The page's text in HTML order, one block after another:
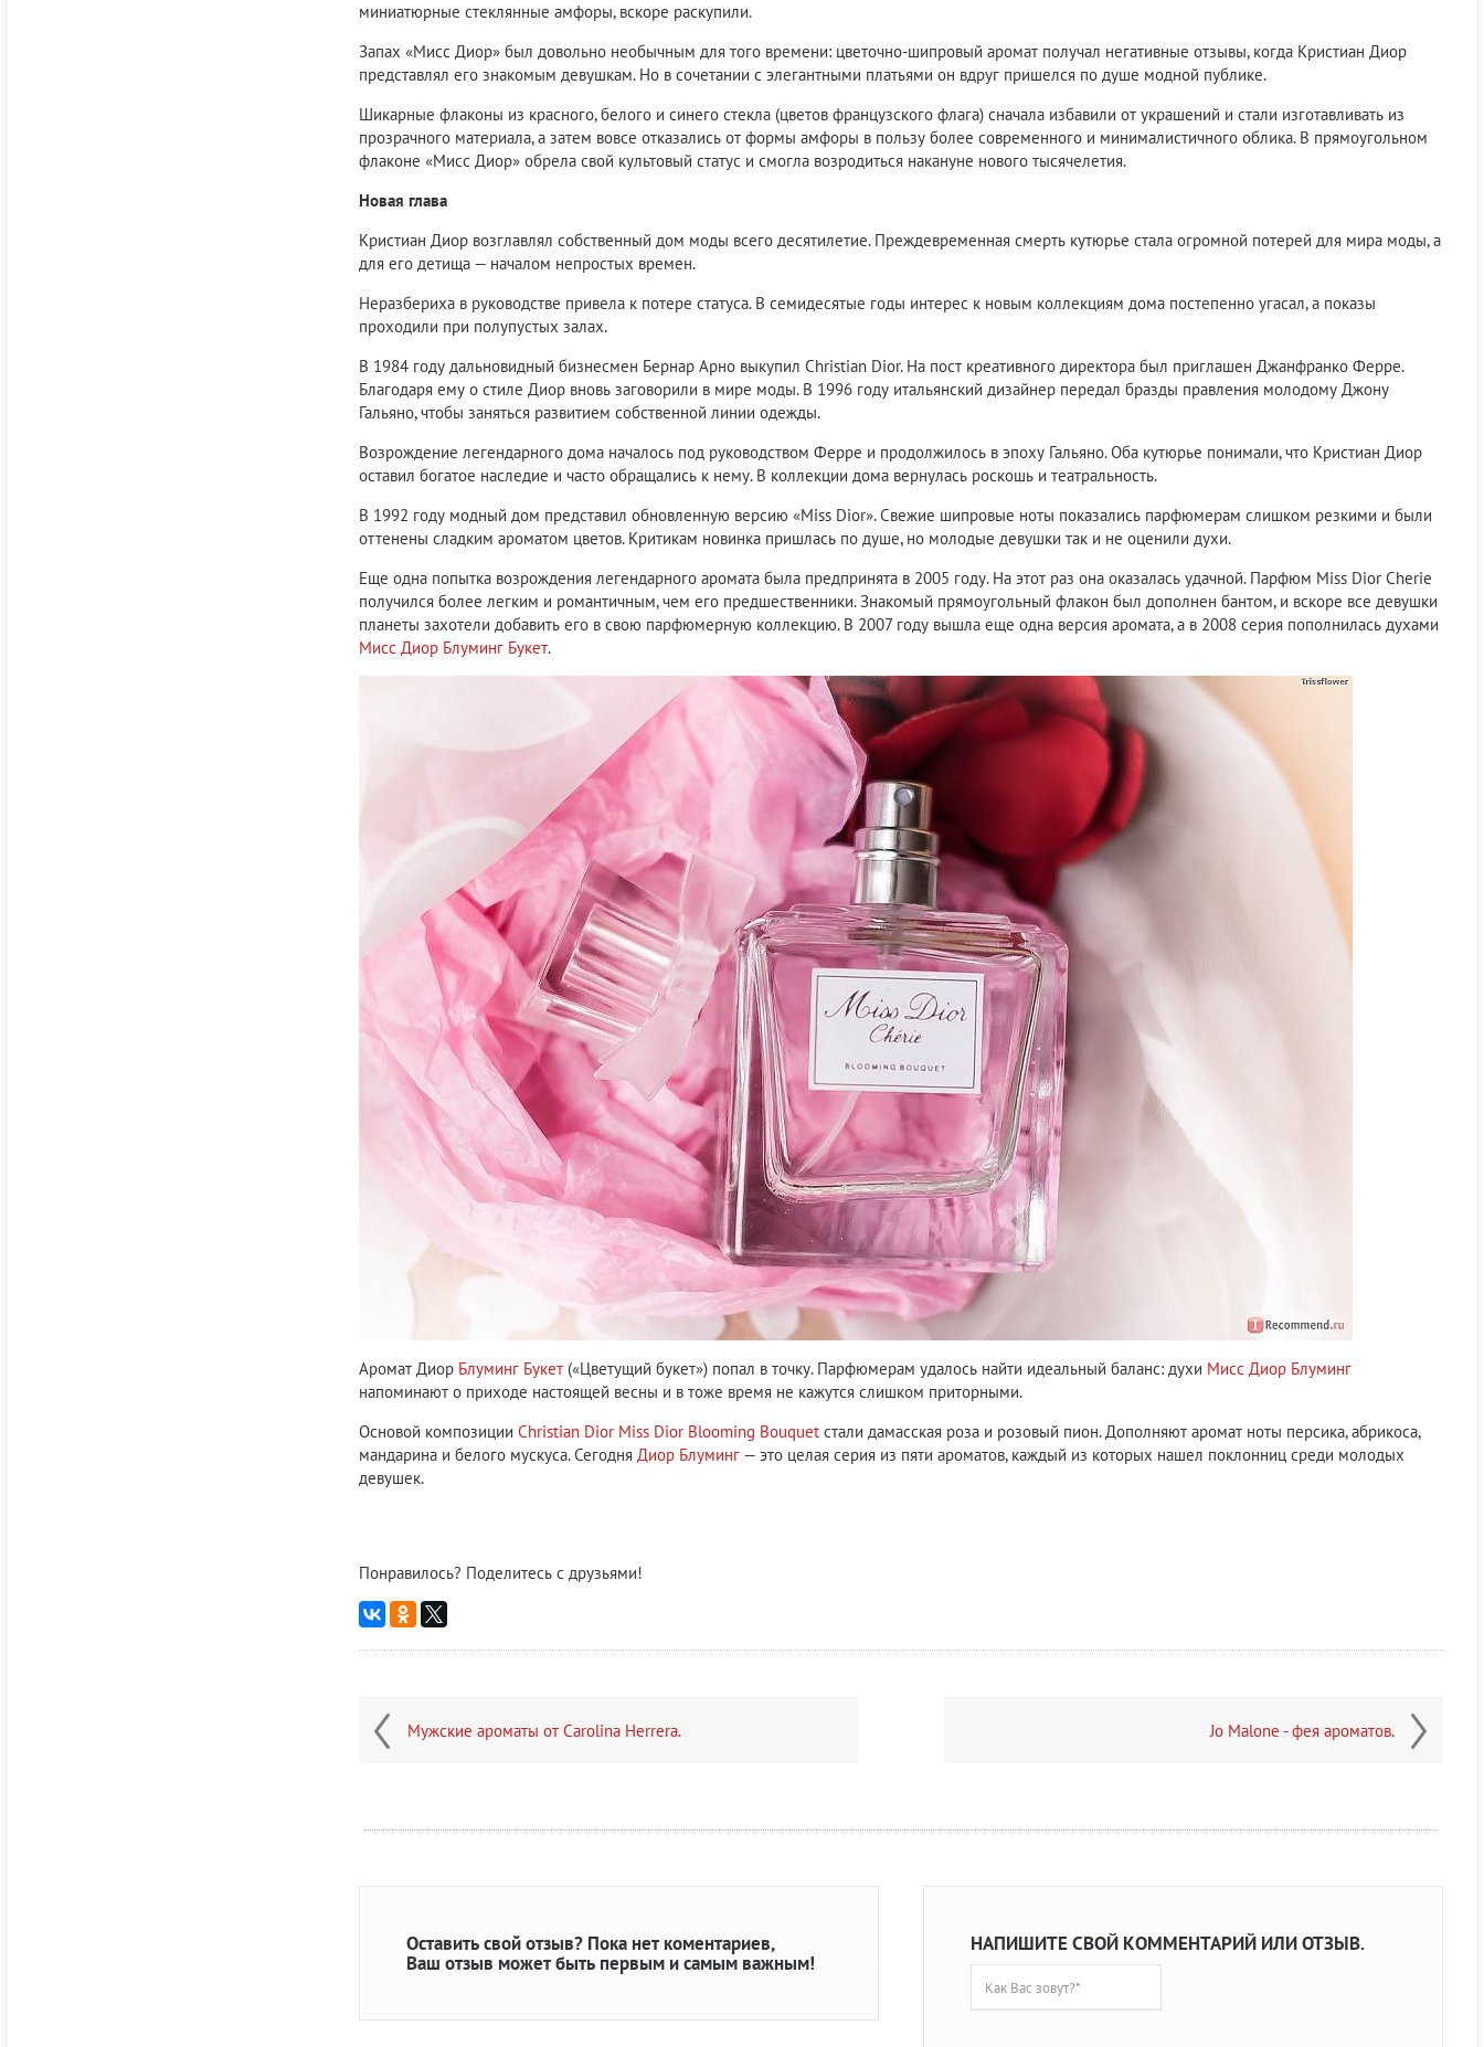
миниатюрные стеклянные амфоры, вскоре раскупили.
Запах «Мисс Диор» был довольно необычным для того времени: цветочно-шипровый аромат получал негативные отзывы, когда Кристиан Диор
представлял его знакомым девушкам. Но в сочетании с элегантными платьями он вдруг пришелся по душе модной публике.
Шикарные флаконы из красного, белого и синего стекла (цветов французского флага) сначала избавили от украшений и стали изготавливать из
прозрачного материала, а затем вовсе отказались от формы амфоры в пользу более современного и минималистичного облика. В прямоугольном
флаконе «Мисс Диор» обрела свой культовый статус и смогла возродиться накануне нового тысячелетия.
Новая глава
Кристиан Диор возглавлял собственный дом моды всего десятилетие. Преждевременная смерть кутюрье стала огромной потерей для мира моды, а
для его детища — началом непростых времен.
Неразбериха в руководстве привела к потере статуса. В семидесятые годы интерес к новым коллекциям дома постепенно угасал, а показы
проходили при полупустых залах.
В 1984 году дальновидный бизнесмен Бернар Арно выкупил Christian Dior. На пост креативного директора был приглашен Джанфранко Ферре.
Благодаря ему о стиле Диор вновь заговорили в мире моды. В 1996 году итальянский дизайнер передал бразды правления молодому Джону
Гальяно, чтобы заняться развитием собственной линии одежды.
Возрождение легендарного дома началось под руководством Ферре и продолжилось в эпоху Гальяно. Оба кутюрье понимали, что Кристиан Диор
оставил богатое наследие и часто обращались к нему. В коллекции дома вернулась роскошь и театральность.
В 1992 году модный дом представил обновленную версию «Miss Dior». Свежие шипровые ноты показались парфюмерам слишком резкими и были
оттенены сладким ароматом цветов. Критикам новинка пришлась по душе, но молодые девушки так и не оценили духи.
Еще одна попытка возрождения легендарного аромата была предпринята в 2005 году. На этот раз она оказалась удачной. Парфюм Miss Dior Cherie
получился более легким и романтичным, чем его предшественники. Знакомый прямоугольный флакон был дополнен бантом, и вскоре все девушки
планеты захотели добавить его в свою парфюмерную коллекцию. В 2007 году вышла еще одна версия аромата, а в 2008 серия пополнилась духами
Мисс Диор Блуминг Букет.
Аромат Диор Блуминг Букет («Цветущий букет») попал в точку. Парфюмерам удалось найти идеальный баланс: духи Мисс Диор Блуминг
напоминают о приходе настоящей весны и в тоже время не кажутся слишком приторными.
Основой композицииChristian Dior Miss Dior Blooming Bouquet стали дамасская роза и розовый пион. Дополняют аромат ноты персика, абрикоса,
мандарина и белого мускуса. СегодняДиор Блуминг — это целая серия из пяти ароматов, каждый из которых нашел поклонниц среди молодых
девушек.
Понравилось? Поделитесь с друзьями!
Мужские ароматы от Carolina Herrera. Jo Malone - фея ароматов.
Оставить свой отзыв? Пока нет коментариев,
Ваш отзыв может быть первым и самым важным!
НАПИШИТЕ СВОЙ КОММЕНТАРИЙ ИЛИ ОТЗЫВ.